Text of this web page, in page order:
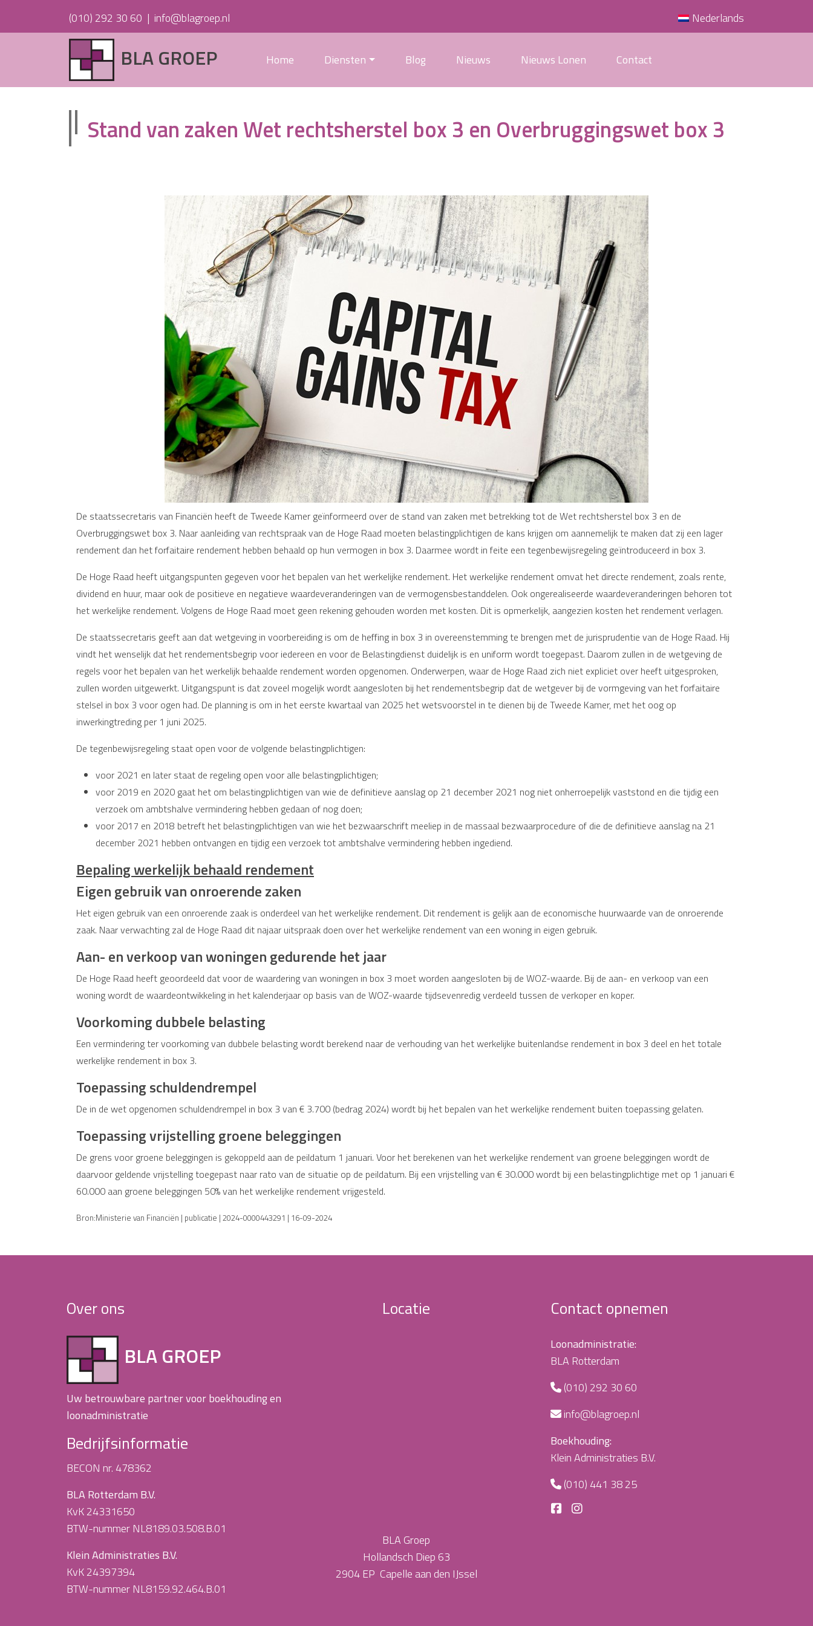
(010) 292 30 60 | info@blagroep.nl Nederlands
BLA GROEP Home Diensten Blog Nieuws Nieuws Lonen Contact
Stand van zaken Wet rechtsherstel box 3 en Overbruggingswet box 3
De staatssecretaris van Financiën heeft de Tweede Kamer geïnformeerd over de stand van zaken met betrekking tot de Wet rechtsherstel box 3 en de
Overbruggingswet box 3. Naar aanleiding van rechtspraak van de Hoge Raad moeten belastingplichtigen de kans krijgen om aannemelijk te maken dat zij een lager
rendement dan het forfaitaire rendement hebben behaald op hun vermogen in box 3. Daarmee wordt in feite een tegenbewijsregeling geïntroduceerd in box 3.
De Hoge Raad heeft uitgangspunten gegeven voor het bepalen van het werkelijke rendement. Het werkelijke rendement omvat het directe rendement, zoals rente,
dividend en huur, maar ook de positieve en negatieve waardeveranderingen van de vermogensbestanddelen. Ook ongerealiseerde waardeveranderingen behoren tot
het werkelijke rendement. Volgens de Hoge Raad moet geen rekening gehouden worden met kosten. Dit is opmerkelijk, aangezien kosten het rendement verlagen.
De staatssecretaris geeft aan dat wetgeving in voorbereiding is om de heffing in box 3 in overeenstemming te brengen met de jurisprudentie van de Hoge Raad. Hij
vindt het wenselijk dat het rendementsbegrip voor iedereen en voor de Belastingdienst duidelijk is en uniform wordt toegepast. Daarom zullen in de wetgeving de
regels voor het bepalen van het werkelijk behaalde rendement worden opgenomen. Onderwerpen, waar de Hoge Raad zich niet expliciet over heeft uitgesproken,
zullen worden uitgewerkt. Uitgangspunt is dat zoveel mogelijk wordt aangesloten bij het rendementsbegrip dat de wetgever bij de vormgeving van het forfaitaire
stelsel in box 3 voor ogen had. De planning is om in het eerste kwartaal van 2025 het wetsvoorstel in te dienen bij de Tweede Kamer, met het oog op
inwerkingtreding per 1 juni 2025.
De tegenbewijsregeling staat open voor de volgende belastingplichtigen:
voor 2021 en later staat de regeling open voor alle belastingplichtigen;
voor 2019 en 2020 gaat het om belastingplichtigen van wie de definitieve aanslag op 21 december 2021 nog niet onherroepelijk vaststond en die tijdig een
verzoek om ambtshalve vermindering hebben gedaan of nog doen;
voor 2017 en 2018 betreft het belastingplichtigen van wie het bezwaarschrift meeliep in de massaal bezwaarprocedure of die de definitieve aanslag na 21
december 2021 hebben ontvangen en tijdig een verzoek tot ambtshalve vermindering hebben ingediend.
Bepaling werkelijk behaald rendement
Eigen gebruik van onroerende zaken
Het eigen gebruik van een onroerende zaak is onderdeel van het werkelijke rendement. Dit rendement is gelijk aan de economische huurwaarde van de onroerende
zaak. Naar verwachting zal de Hoge Raad dit najaar uitspraak doen over het werkelijke rendement van een woning in eigen gebruik.
Aan- en verkoop van woningen gedurende het jaar
De Hoge Raad heeft geoordeeld dat voor de waardering van woningen in box 3 moet worden aangesloten bij de WOZ-waarde. Bij de aan- en verkoop van een
woning wordt de waardeontwikkeling in het kalenderjaar op basis van de WOZ-waarde tijdsevenredig verdeeld tussen de verkoper en koper.
Voorkoming dubbele belasting
Een vermindering ter voorkoming van dubbele belasting wordt berekend naar de verhouding van het werkelijke buitenlandse rendement in box 3 deel en het totale
werkelijke rendement in box 3.
Toepassing schuldendrempel
De in de wet opgenomen schuldendrempel in box 3 van € 3.700 (bedrag 2024) wordt bij het bepalen van het werkelijke rendement buiten toepassing gelaten.
Toepassing vrijstelling groene beleggingen
De grens voor groene beleggingen is gekoppeld aan de peildatum 1 januari. Voor het berekenen van het werkelijke rendement van groene beleggingen wordt de
daarvoor geldende vrijstelling toegepast naar rato van de situatie op de peildatum. Bij een vrijstelling van € 30.000 wordt bij een belastingplichtige met op 1 januari €
60.000 aan groene beleggingen 50% van het werkelijke rendement vrijgesteld.
Bron:Ministerie van Financiën | publicatie | 2024-0000443291 | 16-09-2024
Over ons
BLA GROEP
Uw betrouwbare partner voor boekhouding en
loonadministratie
Bedrijfsinformatie
BECON nr. 478362
BLA Rotterdam B.V.
KvK 24331650
BTW-nummer NL8189.03.508.B.01
Klein Administraties B.V.
KvK 24397394
BTW-nummer NL8159.92.464.B.01
Locatie
BLA Groep
Hollandsch Diep 63
2904 EP Capelle aan den IJssel
Contact opnemen
Loonadministratie:
BLA Rotterdam
(010) 292 30 60
info@blagroep.nl
Boekhouding:
Klein Administraties B.V.
(010) 441 38 25